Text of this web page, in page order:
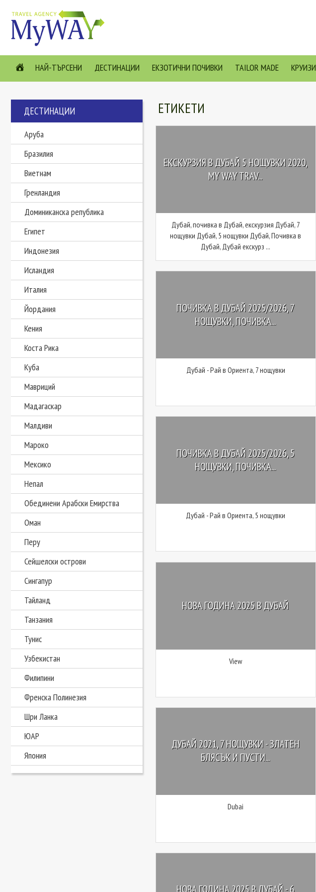
НАЙ-ТЪРСЕНИ ДЕСТИНАЦИИ ЕКЗОТИЧНИ ПОЧИВКИ TAILOR MADE КРУИЗИ
ДЕСТИНАЦИИ
Аруба
Бразилия
Виетнам
Гренландия
Доминиканска република
Египет
Индонезия
Исландия
Италия
Йордания
Кения
Коста Рика
Куба
Мавриций
Мадагаскар
Малдиви
Мароко
Мексико
Непал
Обединени Арабски Емирства
Оман
Перу
Сейшелски острови
Сингапур
Тайланд
Танзания
Тунис
Узбекистан
Филипини
Френска Полинезия
Шри Ланка
ЮАР
Япония
ЕТИКЕТИ
ЕКСКУРЗИЯ В ДУБАЙ 5 НОЩУВКИ 2020,
MY WAY TRAV...
Дубай, почивка в Дубай, екскурзия Дубай, 7
нощувки Дубай, 5 нощувки Дубай, Почивка в
Дубай, Дубай екскурз ...
ПОЧИВКА В ДУБАЙ 2025/2026, 7
НОЩУВКИ, ПОЧИВКА...
Дубай - Рай в Ориента, 7 нощувки
ПОЧИВКА В ДУБАЙ 2025/2026, 5
НОЩУВКИ, ПОЧИВКА...
Дубай - Рай в Ориента, 5 нощувки
НОВА ГОДИНА 2025 В ДУБАЙ
View
ДУБАЙ 2021, 7 НОЩУВКИ - ЗЛАТЕН
БЛЯСЪК И ПУСТИ...
Dubai